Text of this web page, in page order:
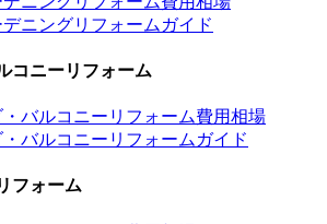
ニングリフォームガイド
コニーリフォーム
バルコニーリフォーム費用相場
バルコニーリフォームガイド
フォーム